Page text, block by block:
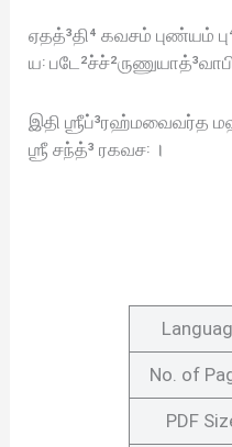
ஏதத்³தி⁴ கவசம் புண்யம்
ய꞉
இதி ஶ்ரீப்³ரஹ்மவைவர்த
ஶ்ரீ சந்த்³ ரகவச꞉ ।
No. of
PDF